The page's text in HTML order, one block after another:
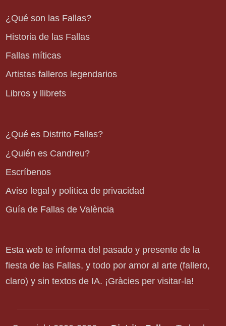
¿Qué son las Fallas?
Historia de las Fallas
Fallas míticas
Artistas falleros legendarios
Libros y llibrets
¿Qué es Distrito Fallas?
¿Quién es Candreu?
Escríbenos
Aviso legal y política de privacidad
Guía de Fallas de València
Esta web te informa del pasado y presente de la
fiesta de las Fallas, y todo por amor al arte (fallero,
claro) y sin textos de IA. ¡Gràcies per visitar-la!